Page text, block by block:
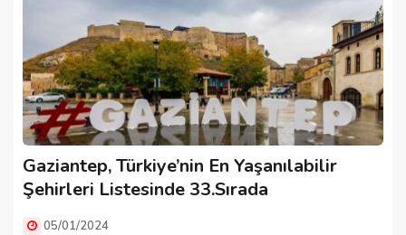
Gaziantep, Türkiye’nin En Yaşanılabilir
Şehirleri Listesinde 33.Sırada
05/01/2024